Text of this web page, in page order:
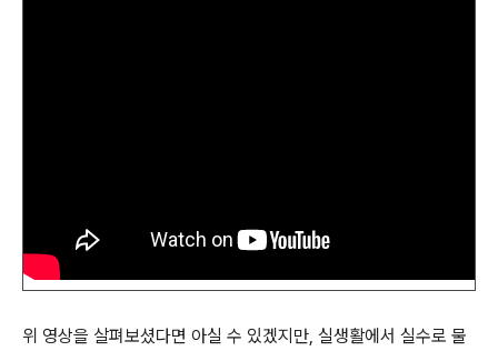
위 영상을 살펴보셨다면 아실 수 있겠지만, 실생활에서 실수로 물